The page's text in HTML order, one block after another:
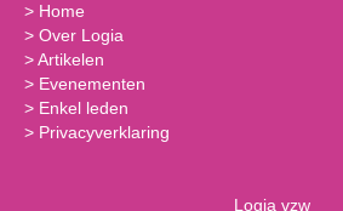
> Home
> Over Logia
>Artikelen
> Evenementen
> Enkel leden
> Privacyverklaring
Logia vzw